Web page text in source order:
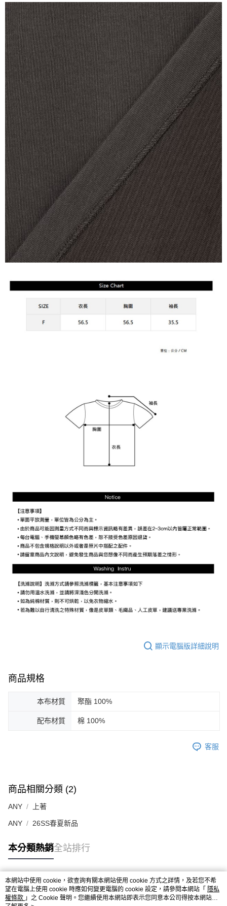
顯示電腦版詳細說明
商品規格
本布材質 聚酯 100%
配布材質 棉 100%
客服
商品相關分類 (2)
ANY 上著
ANY 26SS春夏新品
本分類熱銷全站排行
熱門標籤
本網站中使用 cookie，欲查詢有關本網站使用 cookie 方式之詳情，及若您不希
望在電腦上使用 cookie 時應如何變更電腦的 cookie 設定，請參閱本網站「 隱私
權條款 」之 Cookie 聲明。您繼續使用本網站即表示您同意本公司得按本網站使